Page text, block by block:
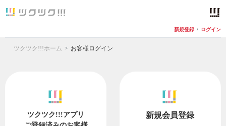
新規登録 / ログイン
ツクツク!!!ホーム お客様ログイン
ツクツク!!!アプリ
新規会員登録